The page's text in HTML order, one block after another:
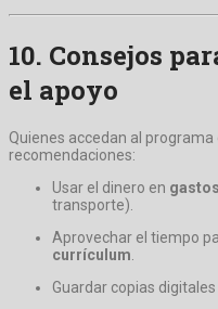
10. Consejos
el apoyo
Quienes accedan al
recomendaciones:
Usar el dinero en
transporte).
Aprovechar el tiempo
currículum
Guardar copias